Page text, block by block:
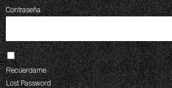
Contraseña
Recúerdame
Lost Password